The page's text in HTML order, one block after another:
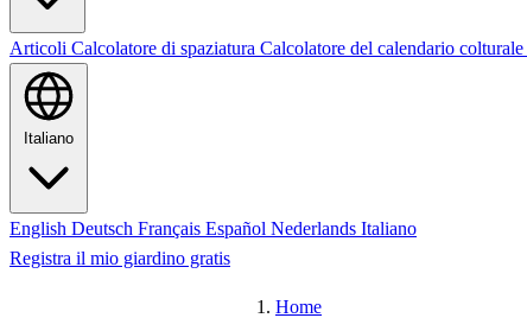
Articoli Calcolatore di spaziatura Calcolatore del calendario colturale
Italiano
English Deutsch Français Español Nederlands Italiano
Registra il mio giardino gratis
Home